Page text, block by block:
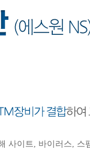
사이트, 바이러스,